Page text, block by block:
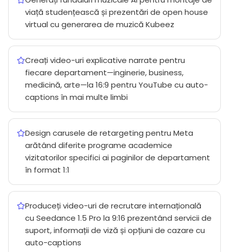
viață studențească și prezentări de open house
virtual cu generarea de muzică Kubeez
Creați video-uri explicative narrate pentru
fiecare departament—inginerie, business,
medicină, arte—la 16:9 pentru YouTube cu auto-
captions în mai multe limbi
Design carusele de retargeting pentru Meta
arătând diferite programe academice
vizitatorilor specifici ai paginilor de departament
în format 1:1
Produceți video-uri de recrutare internațională
cu Seedance 1.5 Pro la 9:16 prezentând servicii de
suport, informații de viză și opțiuni de cazare cu
auto-captions